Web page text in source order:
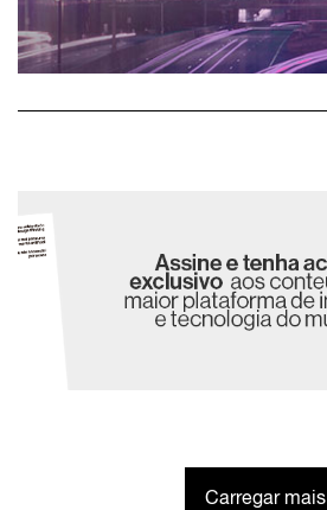
Carregar mais